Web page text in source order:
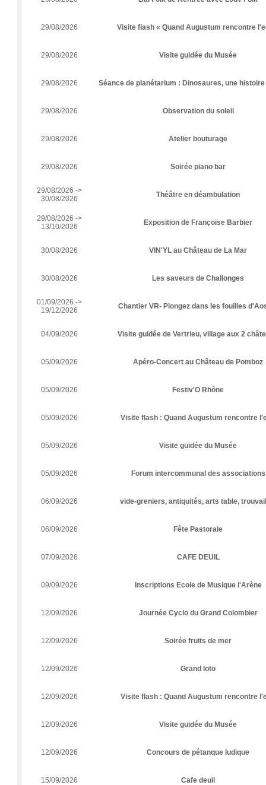
29/08/2026 Visite flash « Quand Augustum rencontre
29/08/2026 Visite guidée du Musée
29/08/2026 Séance de planétarium : Dinosaures, une
29/08/2026 Observation du soleil
29/08/2026 Atelier bouturage
29/08/2026 Soirée piano bar
29/08/2026 ->
30/08/2026
Théâtre en déambulation
29/08/2026 ->
13/10/2026
Exposition de Françoise Barbier
30/08/2026 VIN'YL au Château de La Mar
30/08/2026 Les saveurs de Challonges
01/09/2026 ->
19/12/2026
Chantier VR- Plongez dans les fouilles
04/09/2026 Visite guidée de Vertrieu, village aux 2
05/09/2026 Apéro-Concert au Château de Pomboz
05/09/2026 Festiv'O Rhône
05/09/2026 Visite flash : Quand Augustum rencontre
05/09/2026 Visite guidée du Musée
05/09/2026 Forum intercommunal des associations
06/09/2026 vide-greniers, antiquités, arts table,
06/09/2026 Fête Pastorale
07/09/2026 CAFE DEUIL
09/09/2026 Inscriptions Ecole de Musique l'Arène
12/09/2026 Journée Cyclo du Grand Colombier
12/09/2026 Soirée fruits de mer
12/09/2026 Grand loto
12/09/2026 Visite flash : Quand Augustum rencontre
12/09/2026 Visite guidée du Musée
12/09/2026 Concours de pétanque ludique
15/09/2026 Cafe deuil